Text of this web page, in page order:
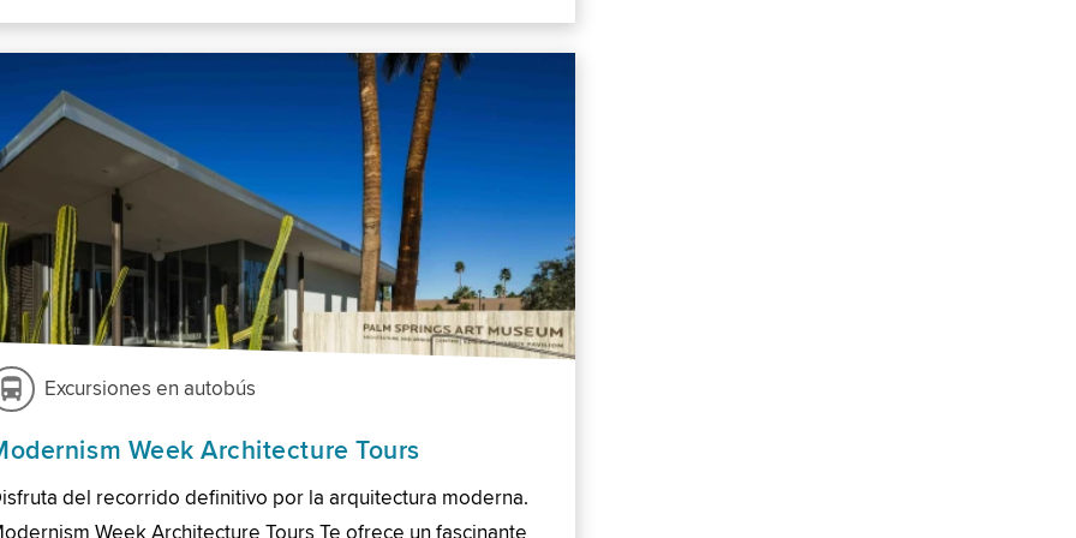
Excursiones en autobús
Week Architecture Tours
del recorrido definitivo por la arquitectura moderna.
Week Architecture Tours Te ofrece un fascinante